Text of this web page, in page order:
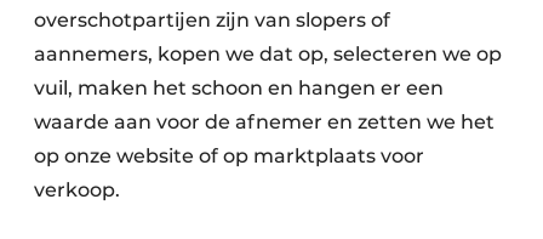
Textielrecyclage
overschotpartijen zijn van slopers of
aannemers, kopen we dat op, selecteren we op
vuil, maken het schoon en hangen er een
waarde aan voor de afnemer en zetten we het
op onze website of op marktplaats voor
verkoop.